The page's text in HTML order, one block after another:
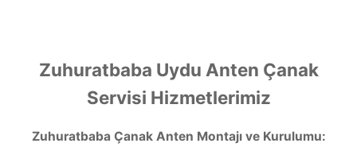
Zuhuratbaba Uydu Anten Çanak
Servisi Hizmetlerimiz
Zuhuratbaba Çanak Anten Montajı ve Kurulumu: